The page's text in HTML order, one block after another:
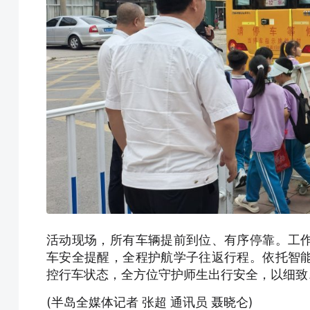
活动现场，所有车辆提前到位、有序停靠。工
车安全提醒，全程护航学子往返行程。依托智
控行车状态，全方位守护师生出行安全，以细
(半岛全媒体记者 张超 通讯员 聂晓仑)